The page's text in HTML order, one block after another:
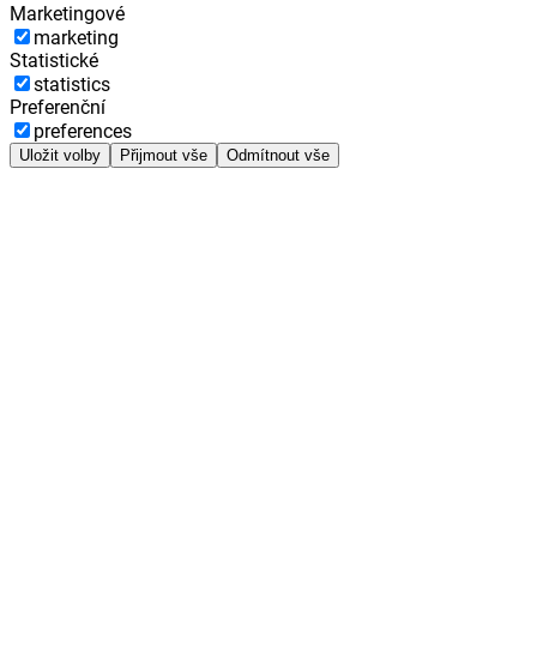
Marketingové
marketing
Statistické
statistics
Preferenční
preferences
Uložit volby Přijmout vše Odmítnout vše